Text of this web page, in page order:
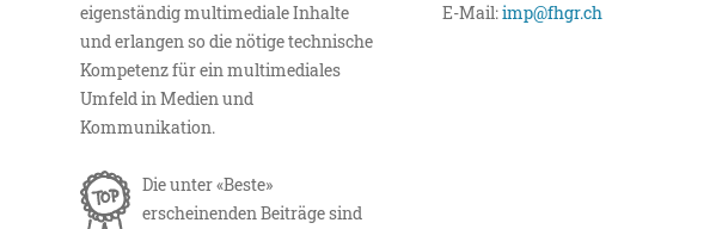
eigenständig multimediale Inhalte
und erlangen so die nötige technische
Kompetenz für ein multimediales
Umfeld in Medien und
Kommunikation.
Die unter «Beste»
erscheinenden Beiträge sind
E-Mail:imp@fhgr.ch